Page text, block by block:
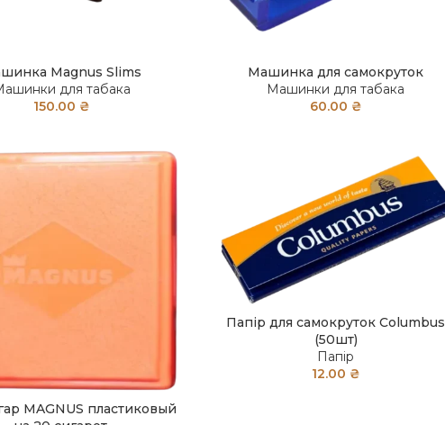
Magnus Slims
для табака
150.00 ₴
Машинка для самокруток
Машинки для табака
60.00 ₴
MAGNUS пластиковый
Папір для самокруток Columbus
(50шт)
Папір
12.00 ₴